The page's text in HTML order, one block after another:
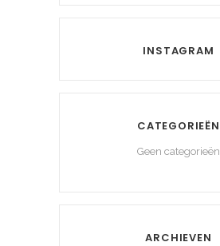
INSTAGRAM
CATEGORIEËN
Geen categorieën
ARCHIEVEN